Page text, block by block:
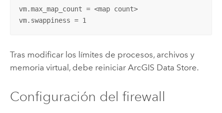
vm.max_map_count = <map count>
vm.swappiness = 1
Tras modificar los límites de procesos, archivos y
memoria virtual, debe reiniciar ArcGIS Data Store.
Configuración del firewall